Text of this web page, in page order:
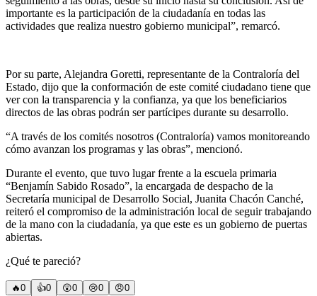
importante es la participación de la ciudadanía en todas las
actividades que realiza nuestro gobierno municipal”, remarcó.
Por su parte, Alejandra Goretti, representante de la Contraloría del
Estado, dijo que la conformación de este comité ciudadano tiene que
ver con la transparencia y la confianza, ya que los beneficiarios
directos de las obras podrán ser partícipes durante su desarrollo.
“A través de los comités nosotros (Contraloría) vamos monitoreando
cómo avanzan los programas y las obras”, mencionó.
Durante el evento, que tuvo lugar frente a la escuela primaria
“Benjamín Sabido Rosado”, la encargada de despacho de la
Secretaría municipal de Desarrollo Social, Juanita Chacón Canché,
reiteró el compromiso de la administración local de seguir trabajando
de la mano con la ciudadanía, ya que este es un gobierno de puertas
abiertas.
¿Qué te pareció?
🔥0 👍0 😲0 😢0 😠0